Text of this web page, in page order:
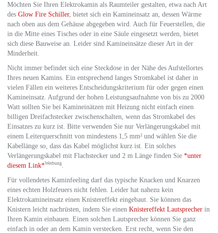
Möchten Sie Ihren Elektrokamin als Raumteiler gestalten, etwa nach Art
des Glow Fire Schiller, bietet sich ein Kamineinsatz an, dessen Wärme
nach oben aus dem Gehäuse abgegeben wird. Auch für Feuerstellen, die
in die Mitte eines Tisches oder in eine Säule eingesetzt werden, bietet
sich diese Bauweise an. Leider sind Kamineinsätze dieser Art in der
Minderheit.
Nicht immer befindet sich eine Steckdose in der Nähe des Aufstellortes
Ihres neuen Kamins. Ein entsprechend langes Stromkabel ist daher in
vielen Fällen ein weiteres Entscheidungskriterium für oder gegen einen
Kamineinsatz. Aufgrund der hohen Leistungsaufnahme von bis zu 2000
Watt sollten Sie bei Kamineinätzen mit Heizung nicht einfach einen
billigen Dreifachstecker zwischenschalten, wenn das Stromkabel des
Einsatzes zu kurz ist. Bitte verwenden Sie nur Verlängerungskabel mit
einem Leiterquerschnitt von mindestens 1,5 mm² und wählen Sie die
Kabellänge so, dass das Kabel möglichst kurz ist. Ein solches
Verlängerungskabel mit Flachstecker und 2 m Länge finden Sie *unter
diesem Link*Werbung
Für vollendetes Kaminfeeling darf das typische Knacken und Knarzen
eines echten Holzfeuers nicht fehlen. Leider hat nahezu kein
Elektrokamineinsatz einen Knistereffekt eingebaut. Sie können das
Knistern leicht nachrüsten, indem Sie einen Knistereffekt Lautsprecher in
Ihren Kamin einbauen. Einen solchen Lautsprecher können Sie ganz
einfach in oder an dem Kamin verstecken. Erst recht, wenn Sie den